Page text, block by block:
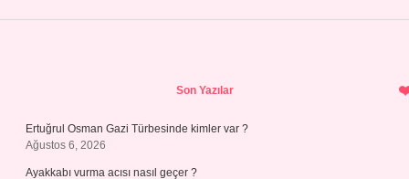
Son Yazılar
Ertuğrul Osman Gazi Türbesinde kimler var ?
Ağustos 6, 2026
Ayakkabı vurma acısı nasıl geçer ?